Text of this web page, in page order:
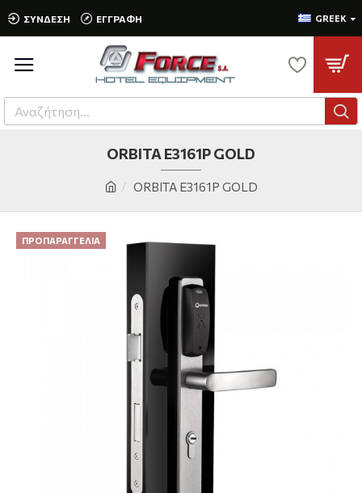
ΣΎΝΔΕΣΗ ΕΓΓΡΑΦΉ GREEK
ORBITA E3161P GOLD
ORBITA E3161P GOLD
ΠΡΟΠΑΡΑΓΓΕΛΊΑ